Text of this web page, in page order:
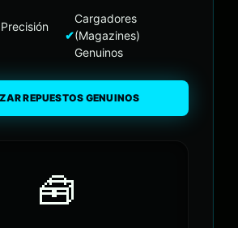
✔
Cargadores
(Magazines)
Genuinos
REPUESTOS GENUINOS
🧰